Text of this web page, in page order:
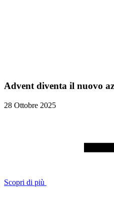
Advent diventa il nuovo
28 Ottobre 2025
Scopri di più